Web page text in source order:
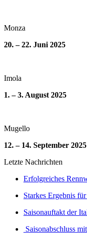
Monza
20. – 22. Juni 2025
Imola
1. – 3. August 2025
Mugello
12. – 14. September 2025
Letzte Nachrichten
Erfolgreiches
Starkes Ergebnis
Saisonauftakt der
Saisonabschluss